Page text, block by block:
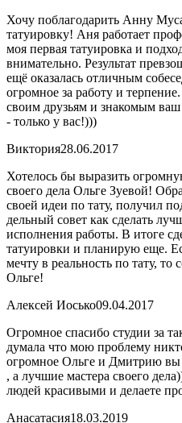
Хочу поблагодарить Анну
татуировку! Аня работает
моя первая татуировка и
внимательно. Результат
ещё оказалась отличным
огромное за работу и
своим друзьям и знакомым
- только у вас!)))
Виктория28.06.2017
Хотелось бы выразить
своего дела Ольге Зуевой!
своей идеи по тату, получил
дельный совет как сделать
исполнения работы. В итоге
татуировки и планирую еще.
мечту в реальность по тату, то
Ольге!
Алексей Иосько09.04.2017
Огромное спасибо студии за
думала что мою проблему
огромное Ольге и Дмитрию вы
, а лучшие мастера своего
людей красивыми и делаете
Анасатасия18.03.2019